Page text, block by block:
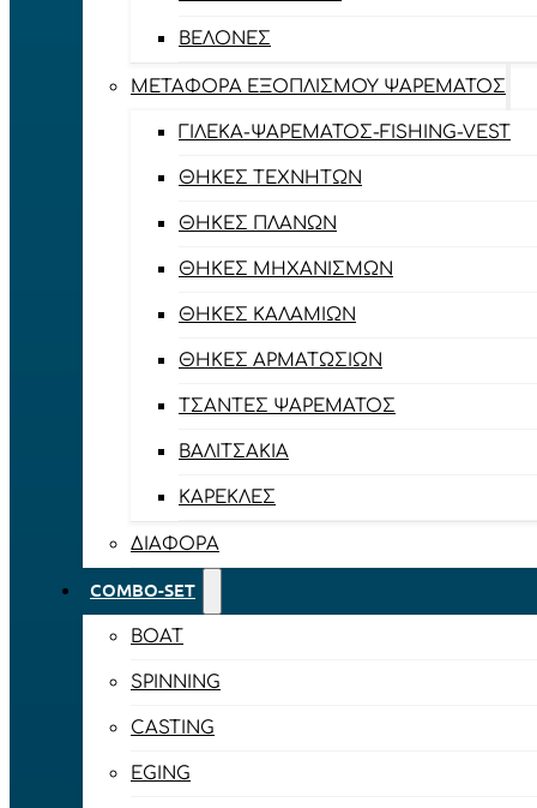
ΒΕΛΌΝΕΣ
ΜΕΤΑΦΟΡΆ ΕΞΟΠΛΙΣΜΟΎ ΨΑΡΈΜΑΤΟΣ
ΓΙΛΈΚΑ-ΨΑΡΈΜΑΤΟΣ-FISHING-VEST
ΘΉΚΕΣ ΤΕΧΝΗΤΏΝ
ΘΉΚΕΣ ΠΛΆΝΩΝ
ΘΉΚΕΣ ΜΗΧΑΝΙΣΜΏΝ
ΘΉΚΕΣ ΚΑΛΑΜΙΏΝ
ΘΉΚΕΣ ΑΡΜΑΤΩΣΙΏΝ
ΤΣΆΝΤΕΣ ΨΑΡΈΜΑΤΟΣ
ΒΑΛΙΤΣΆΚΙΑ
ΚΑΡΈΚΛΕΣ
ΔΙΆΦΟΡΑ
COMBO-SET
BOAT
SPINNING
CASTING
EGING